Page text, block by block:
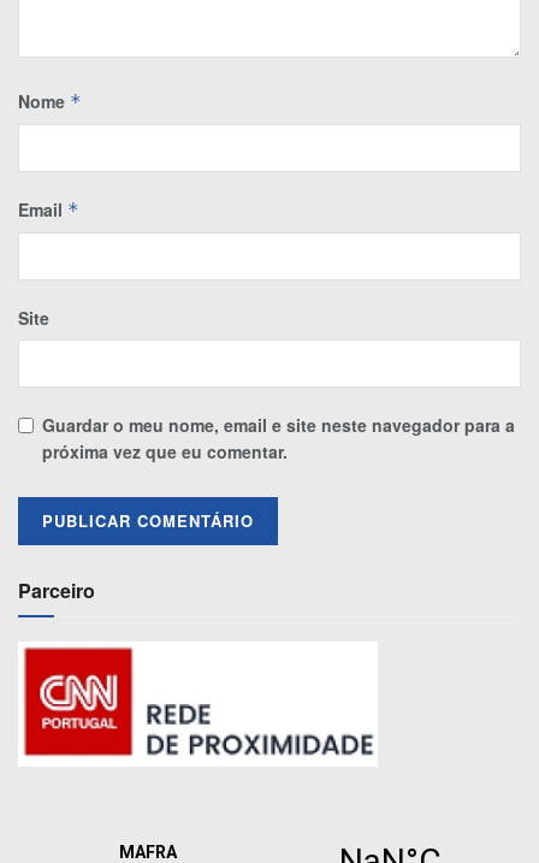
Nome *
Email *
Site
Guardar o meu nome, email e site neste navegador para a
próxima vez que eu comentar.
Parceiro